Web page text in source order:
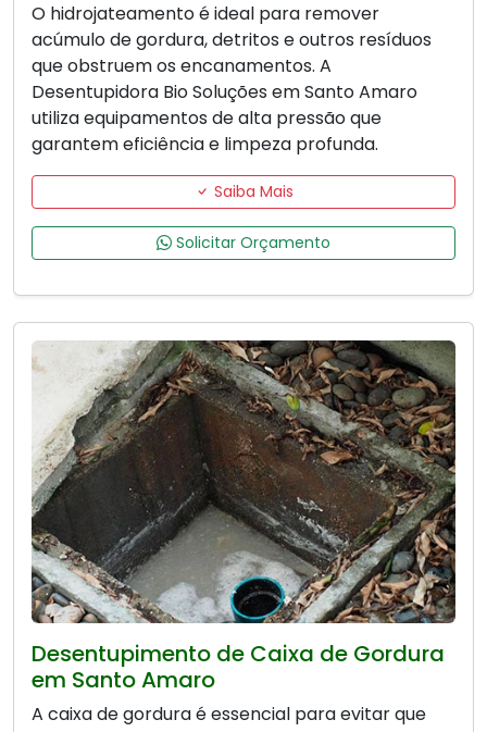
O hidrojateamento é ideal para remover
acúmulo de gordura, detritos e outros resíduos
que obstruem os encanamentos. A
Desentupidora Bio Soluções em Santo Amaro
utiliza equipamentos de alta pressão que
garantem eficiência e limpeza profunda.
Saiba Mais
Solicitar Orçamento
Desentupimento de Caixa de Gordura
em Santo Amaro
A caixa de gordura é essencial para evitar que